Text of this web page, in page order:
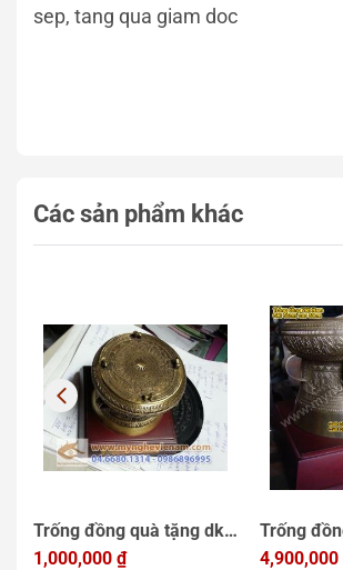
sep, tang qua giam doc
Các sản phẩm khác
Trống đồng quà tặng dk
10cm, mẫu quà tặng điện
1,000,000 ₫
Trống
25cm,
4,900,000